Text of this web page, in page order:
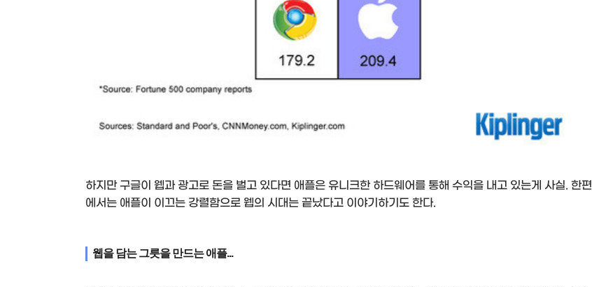
하지만 구글이 웹과 광고로 돈을 벌고 있다면 애플은 유니크한 하드웨어를 통해 수익을 내고 있는게 사실. 한편
에서는 애플이 이끄는 강렬함으로 웹의 시대는 끝났다고 이야기하기도 한다.
웹을 담는 그릇을 만드는 애플...